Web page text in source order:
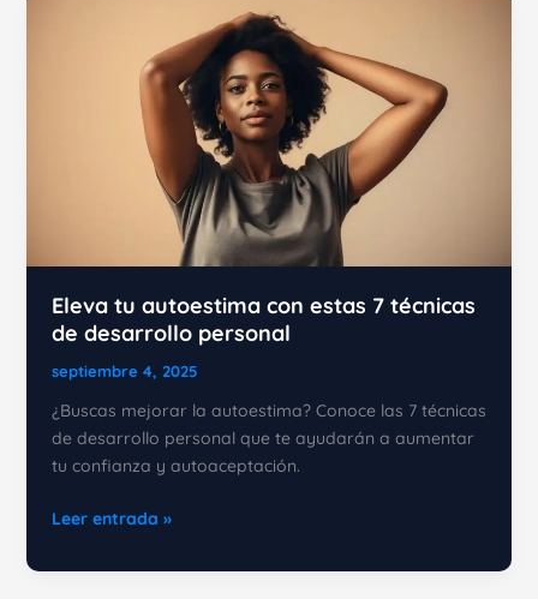
Eleva tu autoestima con estas 7 técnicas
de desarrollo personal
septiembre 4, 2025
¿Buscas mejorar la autoestima? Conoce las 7 técnicas
de desarrollo personal que te ayudarán a aumentar
tu confianza y autoaceptación.
Eleva
autoestima
Leer entrada »